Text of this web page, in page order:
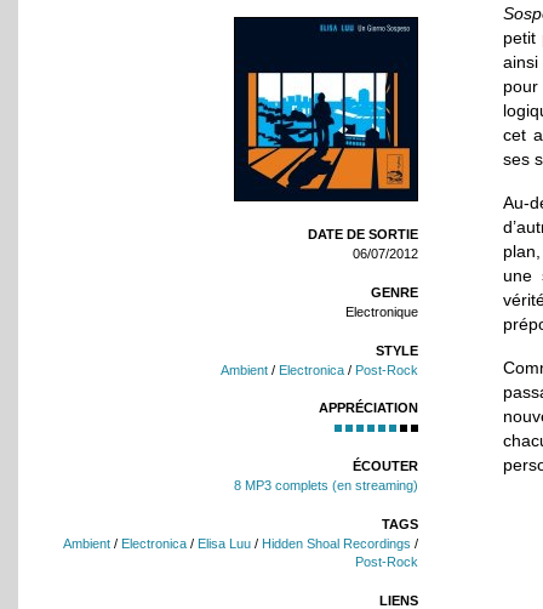
DATE DE SORTIE
06/07/2012
GENRE
Electronique
STYLE
Ambient / Electronica / Post-Rock
APPRÉCIATION
ÉCOUTER
8 MP3 complets (en streaming)
TAGS
Ambient / Electronica / Elisa Luu / Hidden Shoal Recordings /
Post-Rock
LIENS
petit
cet
ses
Au-
une